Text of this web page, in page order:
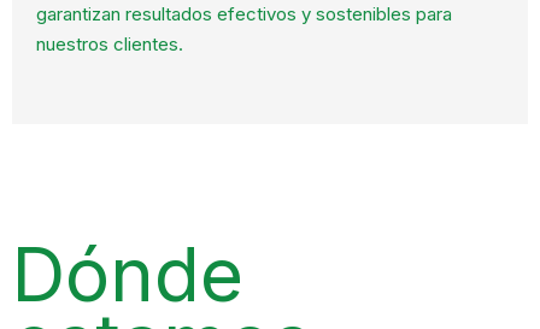
garantizan resultados efectivos y sostenibles para
nuestros clientes.
Dónde